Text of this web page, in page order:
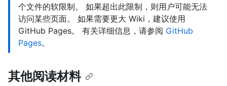
个文件的软限制。 如果超出此限制，则用户可能无法
访问某些页面。 如果需要更大 Wiki，建议使用
GitHub Pages。 有关详细信息，请参阅 GitHub
Pages。
其他阅读材料